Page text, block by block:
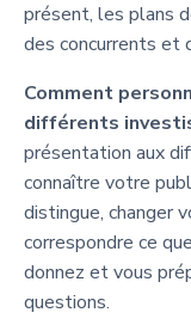
présent, les plans
des concurrents et
Comment
différents
présentation aux
connaître votre
distingue, changer
correspondre ce
donnez et vous
questions.